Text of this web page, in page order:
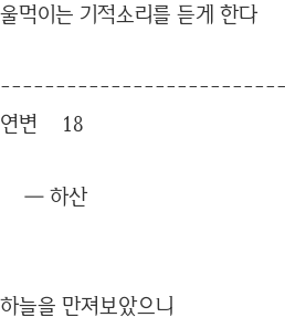
울먹이는 기적소리를 듣게 한다
연변 18
― 하산
하늘을 만져보았으니